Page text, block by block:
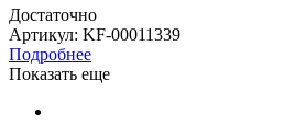
Достаточно
Артикул: KF-00011339
Подробнее
Показать еще